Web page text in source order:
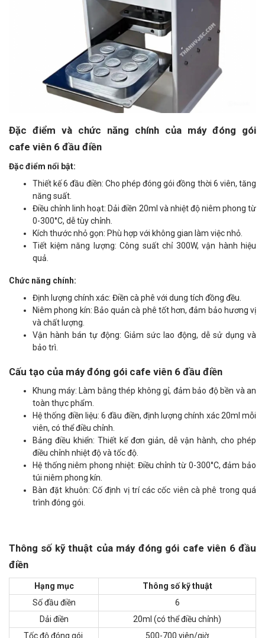
Đặc điểm và chức năng chính của máy đóng gói
cafe viên 6 đầu điền
Đặc điểm nổi bật:
Thiết kế 6 đầu điền: Cho phép đóng gói đồng thời 6 viên, tăng
năng suất.
Điều chỉnh linh hoạt: Dải điền 20ml và nhiệt độ niêm phong từ
0-300°C, dễ tùy chỉnh.
Kích thước nhỏ gọn: Phù hợp với không gian làm việc nhỏ.
Tiết kiệm năng lượng: Công suất chỉ 300W, vận hành hiệu
quả.
Chức năng chính:
Định lượng chính xác: Điền cà phê với dung tích đồng đều.
Niêm phong kín: Bảo quản cà phê tốt hơn, đảm bảo hương vị
và chất lượng.
Vận hành bán tự động: Giảm sức lao động, dễ sử dụng và
bảo trì.
Cấu tạo của máy đóng gói cafe viên 6 đầu điền
Khung máy: Làm bằng thép không gỉ, đảm bảo độ bền và an
toàn thực phẩm.
Hệ thống điền liệu: 6 đầu điền, định lượng chính xác 20ml mỗi
viên, có thể điều chỉnh.
Bảng điều khiển: Thiết kế đơn giản, dễ vận hành, cho phép
điều chỉnh nhiệt độ và tốc độ.
Hệ thống niêm phong nhiệt: Điều chỉnh từ 0-300°C, đảm bảo
túi niêm phong kín.
Bàn đặt khuôn: Cố định vị trí các cốc viên cà phê trong quá
trình đóng gói.
Thông số kỹ thuật của máy đóng gói cafe viên 6 đầu
điền
Hạng mục
Thông số kỹ thuật
Số đầu điền
6
Dải điền
20ml (có thể điều chỉnh)
Tốc độ đóng gói
500-700 viên/giờ